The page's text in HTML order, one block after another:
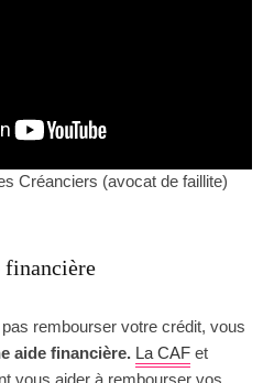
Créanciers (avocat de faillite)
financière
rembourser votre crédit, vous
aide financière. La CAF et
vous aider à rembourser vos